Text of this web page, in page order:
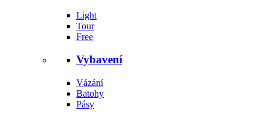
Light
Tour
Free
Vybavení
Vázání
Batohy
Pásy